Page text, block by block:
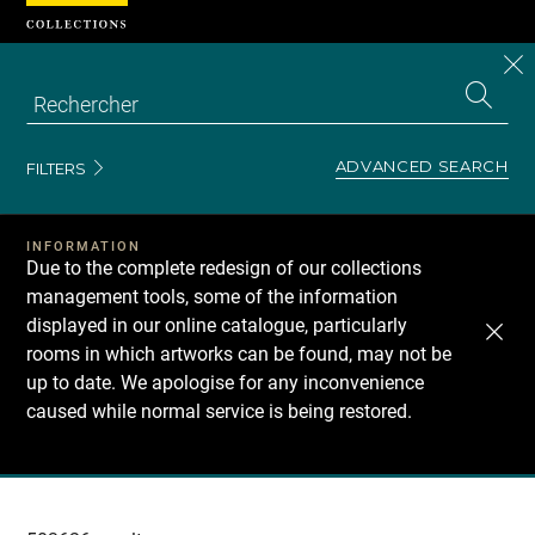
FILTERS ADVANCED SEARCH
INFORMATION
Due to the complete redesign of our collections
management tools, some of the information
displayed in our online catalogue, particularly
rooms in which artworks can be found, may not be
up to date. We apologise for any inconvenience
caused while normal service is being restored.
Recherche
Cookies management panel